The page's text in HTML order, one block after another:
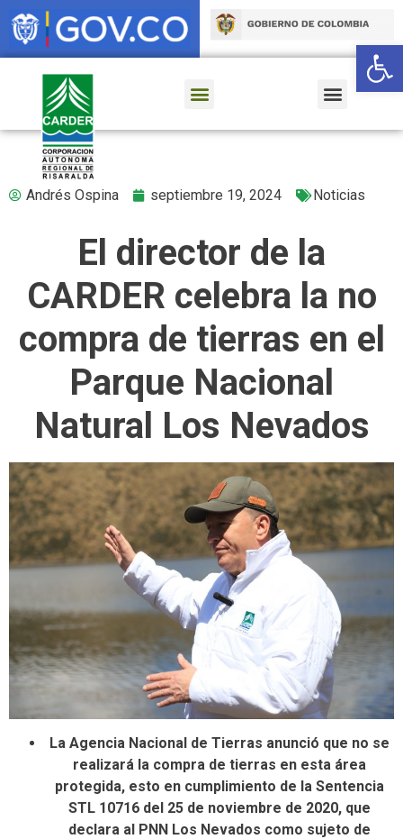
Andrés Ospina septiembre 19, 2024 Noticias
El director de la
CARDER celebra la no
compra de tierras en el
Parque Nacional
Natural Los Nevados
La Agencia Nacional de Tierras anunció que no se
realizará la compra de tierras en esta área
protegida, esto en cumplimiento de la Sentencia
STL 10716 del 25 de noviembre de 2020, que
declara al PNN Los Nevados como sujeto de